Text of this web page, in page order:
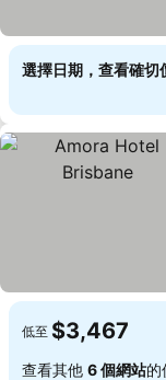
選擇日期，查看確切
低至 $3,467
查看其他 6 個網站的